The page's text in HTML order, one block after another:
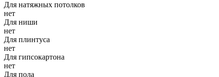
Для натяжных потолков
нет
Для ниши
нет
Для плинтуса
нет
Для гипсокартона
нет
Для пола